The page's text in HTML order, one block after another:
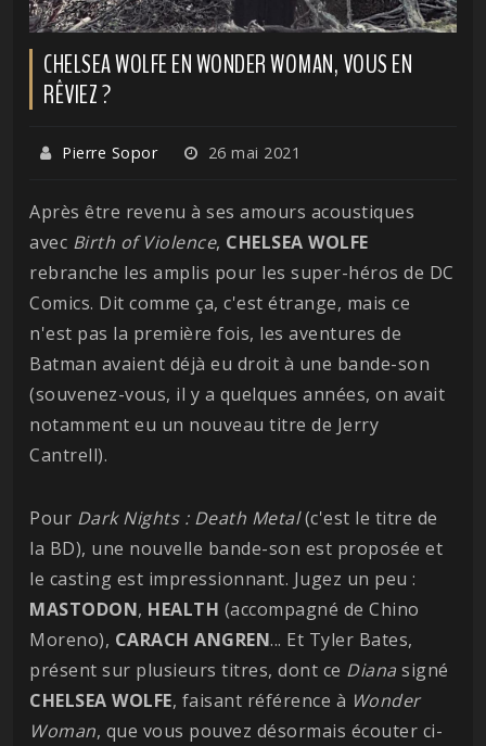
CHELSEA WOLFE EN WONDER WOMAN, VOUS EN
RÊVIEZ ?
Pierre Sopor 26 mai 2021
Après être revenu à ses amours acoustiques
avec Birth of Violence, CHELSEA WOLFE
rebranche les amplis pour les super-héros de DC
Comics. Dit comme ça, c'est étrange, mais ce
n'est pas la première fois, les aventures de
Batman avaient déjà eu droit à une bande-son
(souvenez-vous, il y a quelques années, on avait
notamment eu un nouveau titre de Jerry
Cantrell).
Pour Dark Nights : Death Metal(c'est le titre de
la BD), une nouvelle bande-son est proposée et
le casting est impressionnant. Jugez un peu :
MASTODON, HEALTH (accompagné de Chino
Moreno), CARACH ANGREN... Et Tyler Bates,
présent sur plusieurs titres, dont ce Diana signé
CHELSEA WOLFE, faisant référence à Wonder
Woman, que vous pouvez désormais écouter ci-